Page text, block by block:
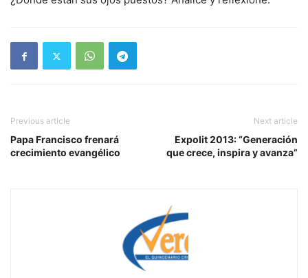
Previous article
Papa Francisco frenará
crecimiento evangélico
Next article
Expolit 2013: “Generación
que crece, inspira y avanza”